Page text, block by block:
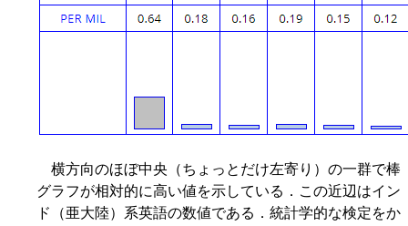
横方向のほぼ中央（ちょっとだけ左寄り）の一群で棒
グラフが相対的に高い値を示している．この近辺はイン
ド（亜大陸）系英語の数値である．統計学的な検定をか